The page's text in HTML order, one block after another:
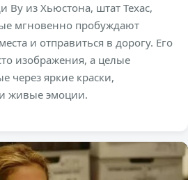
Ву из Хьюстона, штат Техас,
мгновенно пробуждают
и отправиться в дорогу. Его
изображения, а целые
через яркие краски,
живые эмоции.